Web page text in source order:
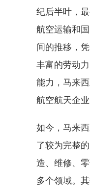
纪后半叶，
航空运输和
间的推移，
丰富的劳动
能力，马来
航空航天企业
如今，马来
了较为完整
造、维修、
多个领域。